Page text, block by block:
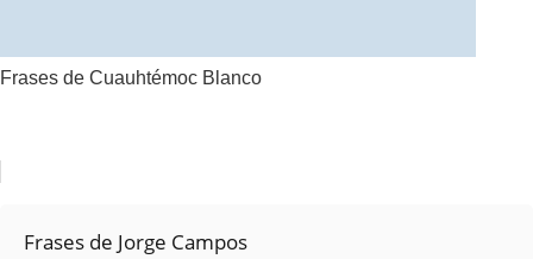
Frases de Cuauhtémoc Blanco
Frases de Jorge Campos